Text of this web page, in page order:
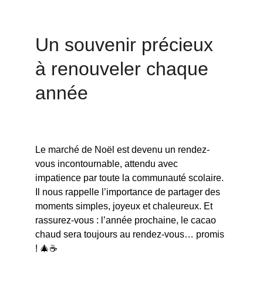
Un souvenir précieux
à renouveler chaque
année
Le marché de Noël est devenu un rendez-
vous incontournable, attendu avec
impatience par toute la communauté scolaire.
Il nous rappelle l’importance de partager des
moments simples, joyeux et chaleureux. Et
rassurez-vous : l’année prochaine, le cacao
chaud sera toujours au rendez-vous… promis
! 🎄☕